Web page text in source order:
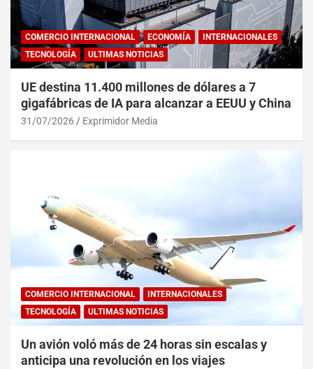
COMERCIO INTERNACIONAL ECONOMÍA
INTERNACIONALES
TECNOLOGÍA
ULTIMAS NOTICIAS
UE destina 11.400 millones de dólares a 7
gigafábricas de IA para alcanzar a EEUU y China
31/07/2026 Exprimidor Media
COMERCIO INTERNACIONAL
INTERNACIONALES
TECNOLOGÍA
ULTIMAS NOTICIAS
Un avión voló más de 24 horas sin escalas y
anticipa una revolución en los viajes